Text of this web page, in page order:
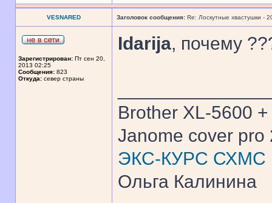
VESNARED Заголовок сообщения: Re: Лоскутные хвастушки -
Зарегистрирован: Пт сен 20,
2013 02:25
Сообщения: 823
Откуда: север страны
Idarija, почему
Brother XL-5600
Janome cover pro
ЭКС-КУРС СХМС
Ольга Калинина